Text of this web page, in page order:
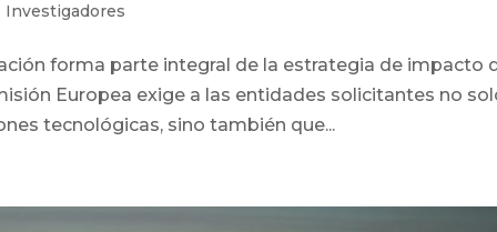
Investigadores
forma parte integral de la estrategia de impacto
Europea exige a las entidades solicitantes no
tecnológicas, sino también que...